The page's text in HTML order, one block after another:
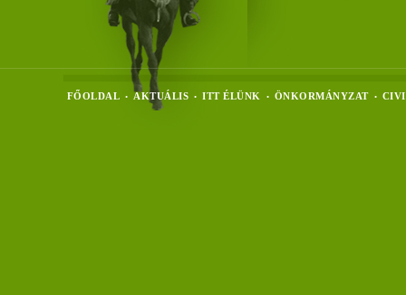
FŐOLDAL • AKTUÁLIS • ITT ÉLÜNK • ÖNKORMÁNYZAT •